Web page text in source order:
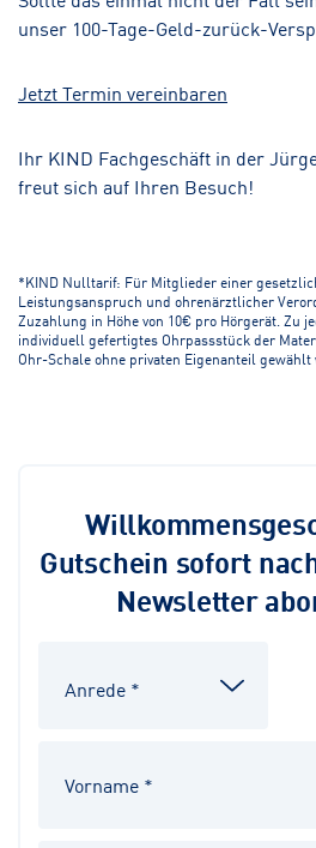
unser 100-Tage-Geld-zurück-
Jetzt Termin vereinbaren
Ihr KIND Fachgeschäft in der
freut sich auf Ihren Besuch!
*KIND Nulltarif: Für Mitglieder einer
Leistungsanspruch und ohrenärztlicher
Zuzahlung in Höhe von 10€ pro Hörgerät. Zu
individuell gefertigtes Ohrpassstück der
Ohr-Schale ohne privaten Eigenanteil gewählt
Gutschein sofort
Newsletter